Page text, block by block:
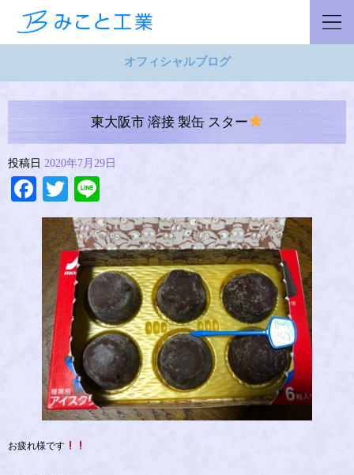
オフィシャルブログ
東大阪市 溶接 製缶 スター
投稿日 2020年7月29日
Facebook
Twitter
お疲れ様です